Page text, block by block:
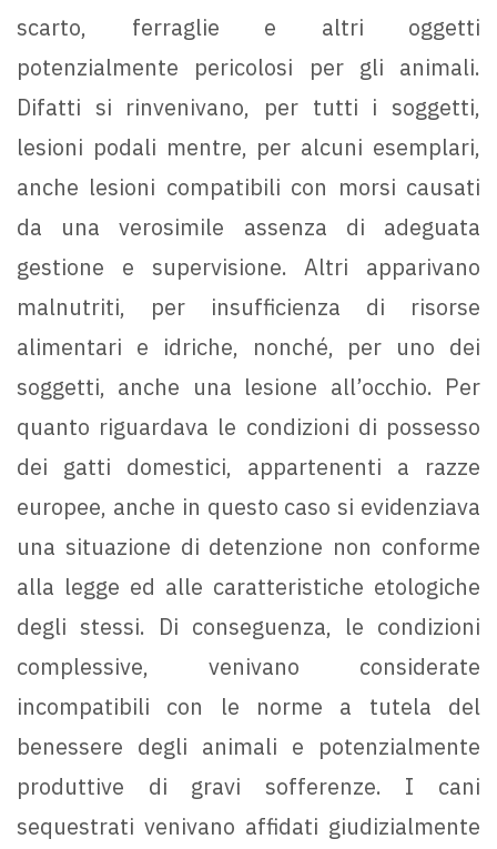
scarto, ferraglie e altri oggetti
potenzialmente pericolosi per gli animali.
Difatti si rinvenivano, per tutti i soggetti,
lesioni podali mentre, per alcuni esemplari,
anche lesioni compatibili con morsi causati
da una verosimile assenza di adeguata
gestione e supervisione. Altri apparivano
malnutriti, per insufficienza di risorse
alimentari e idriche, nonché, per uno dei
soggetti, anche una lesione all’occhio. Per
quanto riguardava le condizioni di possesso
dei gatti domestici, appartenenti a razze
europee, anche in questo caso si evidenziava
una situazione di detenzione non conforme
alla legge ed alle caratteristiche etologiche
degli stessi. Di conseguenza, le condizioni
complessive, venivano considerate
incompatibili con le norme a tutela del
benessere degli animali e potenzialmente
produttive di gravi sofferenze. I cani
sequestrati venivano affidati giudizialmente